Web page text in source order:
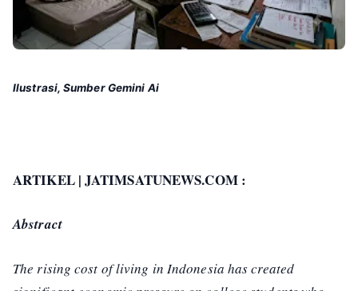
Ilustrasi, Sumber Gemini Ai
ARTIKEL | JATIMSATUNEWS.COM :
Abstract
The rising cost of living in Indonesia has created